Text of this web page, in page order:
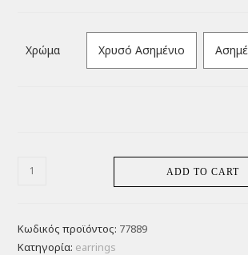
Χρώμα Χρυσό Ασημένιο
ADD TO CART
Κωδικός προϊόντος: 77889
Κατηγορία: earrings